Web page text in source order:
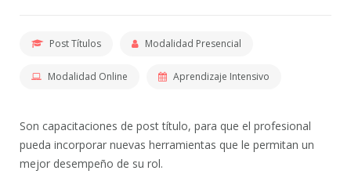
Post Títulos Modalidad Presencial
Modalidad Online Aprendizaje Intensivo
Son capacitaciones de post título, para que el profesional
pueda incorporar nuevas herramientas que le permitan un
mejor desempeño de su rol.